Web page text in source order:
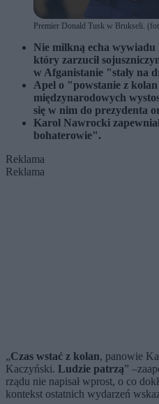
Premier Donald Tusk w Brukseli.
Nie milkną echa
który zarzucił
w Afganistanie "stały na
Apel o "powstanie z
międzynarodowych
się w nim do prezydenta
Karol Nawrocki
bohaterowie".
Reklama
Reklama
„Czas wstać z kolan, panowie
Kaczyński. Ludzie patrzą”
rządu nie napisał wprost, o co
kontekst ostatnich wydarzeń